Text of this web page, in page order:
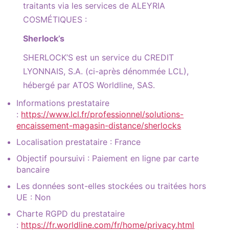
traitants via les services de ALEYRIA
COSMÉTIQUES :
Sherlock’s
SHERLOCK’S est un service du CREDIT
LYONNAIS, S.A. (ci-après dénommée LCL),
hébergé par ATOS Worldline, SAS.
Informations prestataire
: https://www.lcl.fr/professionnel/solutions-
encaissement-magasin-distance/sherlocks
Localisation prestataire : France
Objectif poursuivi : Paiement en ligne par carte
bancaire
Les données sont-elles stockées ou traitées hors
UE : Non
Charte RGPD du prestataire
: https://fr.worldline.com/fr/home/privacy.html